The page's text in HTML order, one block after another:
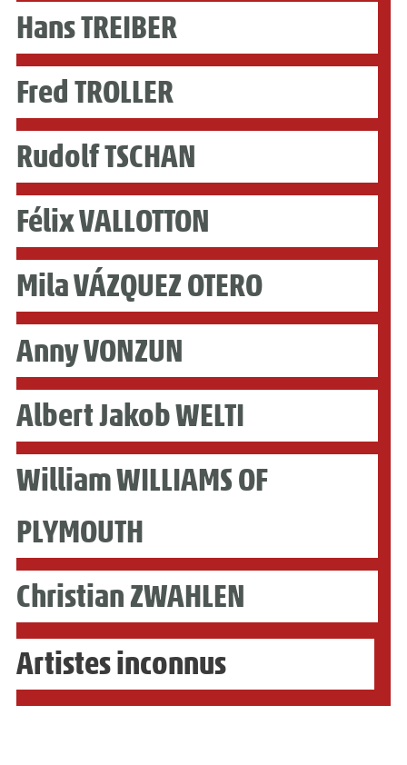
Hans TREIBER
Fred TROLLER
Rudolf TSCHAN
Félix VALLOTTON
Mila VÁZQUEZ OTERO
Anny VONZUN
Albert Jakob WELTI
William WILLIAMS OF
PLYMOUTH
Christian ZWAHLEN
Artistes inconnus